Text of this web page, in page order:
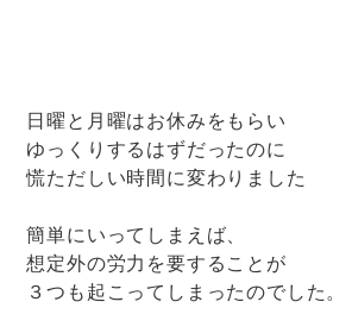
日曜と月曜はお休みをもらい
ゆっくりするはずだったのに
慌ただしい時間に変わりました
簡単にいってしまえば、
想定外の労力を要することが
３つも起こってしまったのでした。